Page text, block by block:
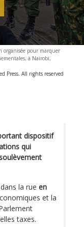
organisée pour marquer
à Nairobi,
Press. All rights reserved
dispositif
qui
la rue en
et la
taxes.